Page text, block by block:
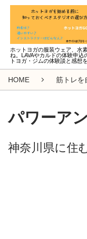
ホットヨガの服装ウェア、水
ね。LAVAやカルドの体験申
トヨガ・ジムの体験談と感想
HOME 筋トレを
パワーア
神奈川県に住